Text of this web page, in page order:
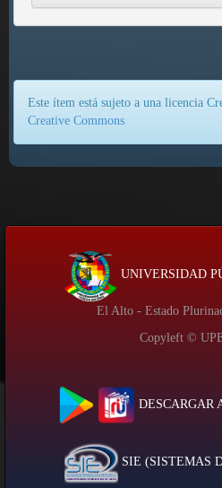
Este ítem está sujeto a una licencia
Creative Commons
UNIVERSIDAD
El Alto - Estado
Copyleft ©
DESCARGAR
SIE (SISTEMAS